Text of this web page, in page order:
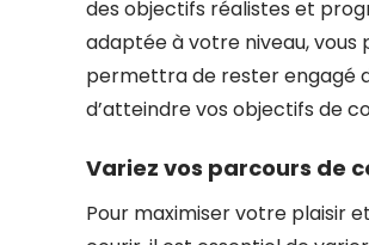
des objectifs réalistes et
adaptée à votre niveau,
permettra de rester engagé
d’atteindre vos objectifs de
Variez vos parcours de
Pour maximiser votre plaisir